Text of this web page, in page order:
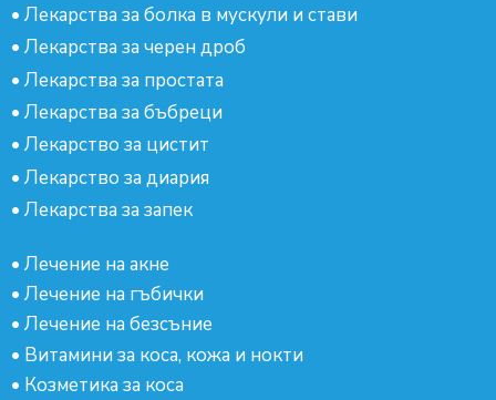
• Лекарства за болка в мускули и стави
• Лекарства за черен дроб
• Лекарства за простата
• Лекарства за бъбреци
• Лекарство за цистит
• Лекарство за диария
• Лекарства за запек
• Лечение на акне
• Лечение на гъбички
• Лечение на безсъние
• Витамини за коса, кожа и нокти
• Козметика за коса